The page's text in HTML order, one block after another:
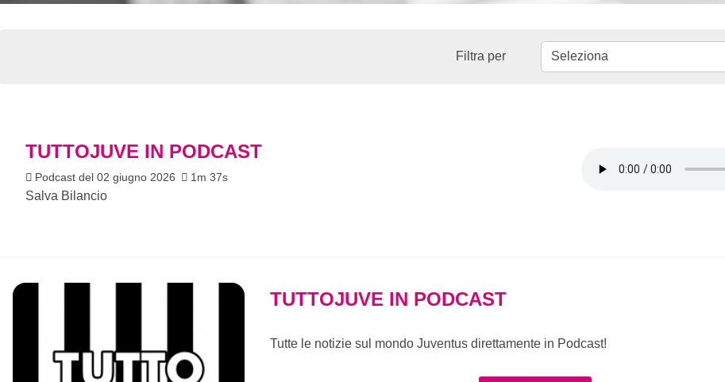
Filtra per
TUTTOJUVE IN PODCAST
Podcast del 02 giugno 2026 1m 37s
Salva Bilancio
TUTTOJUVE IN PODCAST
Tutte le notizie sul mondo Juventus direttamente in Podcast!